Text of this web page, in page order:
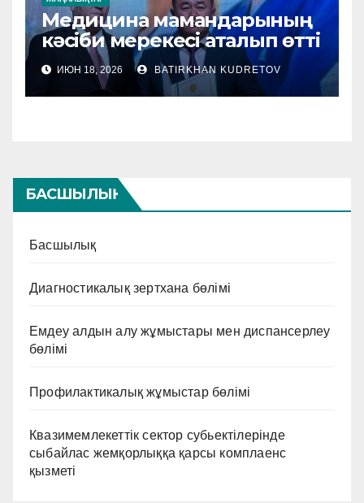
Медицина мамандарының
кәсіби мерекесі аталып өтті
ИЮН 18, 2026 BATIRKHAN KUDRETOV
БАСШЫЛЫҚ
Басшылық
Диагностикалық зертхана бөлімі
Емдеу алдын алу жұмыстары мен диспансерлеу
бөлімі
Профилактикалық жұмыстар бөлімі
Квазимемлекеттік сектор субьектілерінде
сыбайлас жемқорлыққа қарсы комплаенс
қызметі